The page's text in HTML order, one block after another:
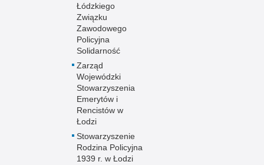
Łódzkiego
Związku
Zawodowego
Policyjna
Solidarność
Zarząd
Wojewódzki
Stowarzyszenia
Emerytów i
Rencistów w
Łodzi
Stowarzyszenie
Rodzina Policyjna
1939 r. w Łodzi